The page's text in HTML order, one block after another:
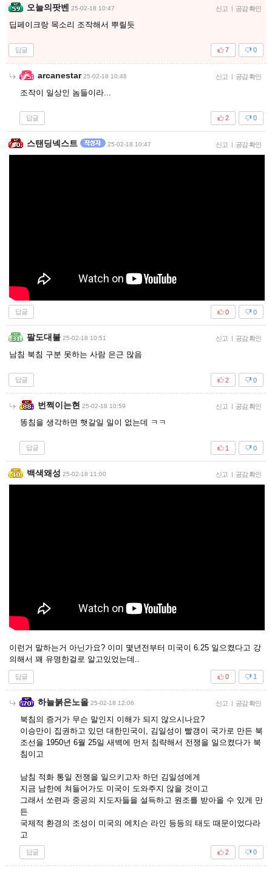
오늘의팟벤 25-02-18 10:47 신고 | 공감 확인
딥페이크랑 목소리 조작해서 뿌릴듯
답글 0
7
arcanestar 25-02-18 10:48 신고 | 공감 확인
조작이 일상인 놈들이라...
답글 0
2
스탠딩넥스트 25-02-18 10:47 신고 | 공감 확인
답글 0
0
팔도대불 25-02-18 10:51 신고 공감 확인
남침 북침 구분 못하는 사람 은근 많음
답글 0
2
번쩍이는현 25-02-18 10:59 신고 공감 확인
똥침을 생각하면 햇갈일 일이 없는데 ㅋㅋ
답글 0
1
백색왜성 25-02-18 11:00 신고 공감 확인
이런거 말하는거 아닌가요? 이미 몇년전부터 미국이 6.25 일으켰다고 강
의해서 꽤 유명한걸로 알고있었는데..
답글 1
0
하늘붉은노을 25-02-18 12:06 신고 | 공감 확인
북침의 증거가 무슨 말인지 이해가 되지 않으시나요?
이승만이 집권하고 있던 대한민국이, 김일성이 빨갱이 국가로 만든 북
조선을 1950년 6월 25일 새벽에 먼저 침략해서 전쟁을 일으켰다가 북
침이고
남침 적화 통일 전쟁을 일으키고자 하던 김일성에게
지금 남한에 쳐들어가도 미국이 도와주지 않을 것이고
그래서 쏘련과 중공의 지도자들을 설득하고 원조를 받아올 수 있게 만
든
국제적 환경의 조성이 미국의 에치슨 라인 등등의 태도 때문이었다라
고
답글 0
2